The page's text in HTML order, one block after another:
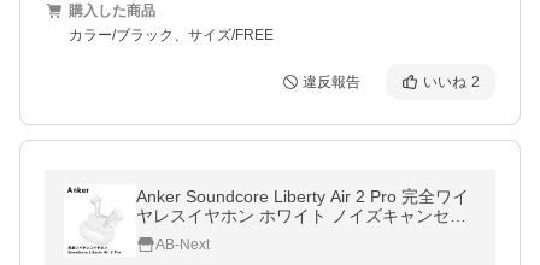
購入した商品
カラー/ブラック、サイズ/FREE
違反報告 いいね 2
Anker Soundcore Liberty Air 2 Pro 完全ワイ
ヤレスイヤホン ホワイト ノイズキャンセリ
ング アンカー サウンドコア
AB-Next